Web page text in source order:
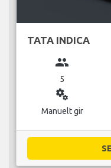
TATA INDICA
group
5
miscellaneous_services
Manuelt gir